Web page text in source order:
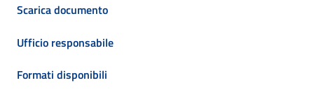
Scarica documento
Ufficio responsabile
Formati disponibili